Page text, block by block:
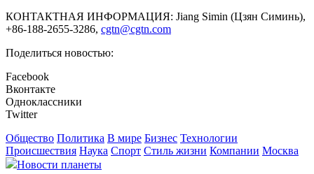
КОНТАКТНАЯ ИНФОРМАЦИЯ: Jiang Simin (Цзян Симинь),
+86-188-2655-3286, cgtn@cgtn.com
Поделиться новостью:
Facebook
Вконтакте
Одноклассники
Twitter
Общество Политика В мире Бизнес Технологии
Происшествия Наука Спорт Стиль жизни Компании Москва
Новости планеты